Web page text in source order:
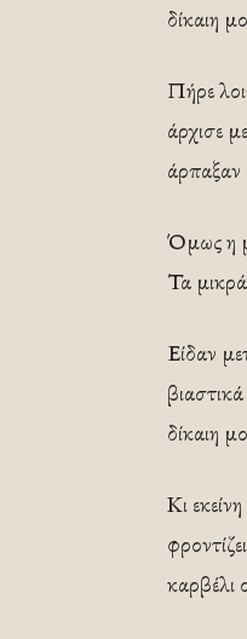
δίκαιη
Πήρε
άρχισε
Όμως η
Τα
Είδαν
δίκαιη
Κι
καρβέλι